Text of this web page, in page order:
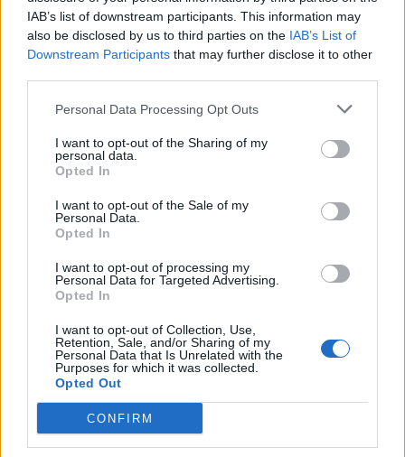
IAB’s list of downstream participants. This information may
also be disclosed by us to third parties on the IAB’s List of
Downstream Participants that may further disclose it to other
Personal Data Processing Opt Outs
I want to opt-out of the Sharing of my
personal data.
Opted In
I want to opt-out of the Sale of my
Personal Data.
Opted In
I want to opt-out of processing my
Personal Data for Targeted Advertising.
Opted In
I want to opt-out of Collection, Use,
Retention, Sale, and/or Sharing of my
Personal Data that Is Unrelated with the
Purposes for which it was collected.
Opted Out
CONFIRM
ΔΗΜΟΦΙΛΗ
18η συνεχόμενη χρονιά για τον ΟΤΕ στη διεθνή
σειρά δεικτών FTSE4Good
Β.Σ. Καρούλιας: Τζίρος 98,7 εκατ. ευρώ και
αύξηση κερδών 57% - Τα νέα στοιχήματα σε low
& non alcohol
06/08/2026 - 11:48 ΕΠΙΧΕΙΡΗΣΕΙΣ
Ο Demis Hassabis αναλαμβάνει Πρόεδρος της
Google DeepMind και Chief Scientist της Alphabet
06/08/2026 - 09:32
Metlen: Ρεκόρ EBITDA στο α' εξάμηνο, στα 550
εκατ. ευρώ – Καθαρά κέρδη 313 εκατ. ευρώ
06/08/2026 - 09:12
Ρωσία: Η Μόσχα δηλώνει ότι κατέρριψε 605
ουκρανικά drones τη νύχτα - Ελαφρές ζημιές σε